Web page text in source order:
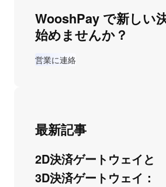
WooshPay で新しい
始めませんか？
営業に連絡
最新記事
2D決済ゲートウェイと
3D決済ゲートウェイ：